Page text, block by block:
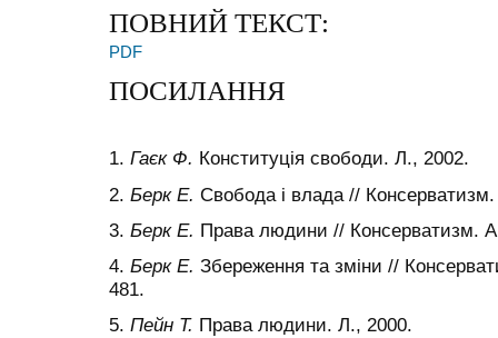
ПОВНИЙ ТЕКСТ:
PDF
ПОСИЛАННЯ
1. Гаєк Ф. Конституція свободи. Л., 2002.
2. Берк Е. Свобода і влада //
3. Берк Е. Права людини // Консерватизм.
4. Берк Е. Збереження та зміни //
481.
5. Пейн Т. Права людини. Л., 2000.